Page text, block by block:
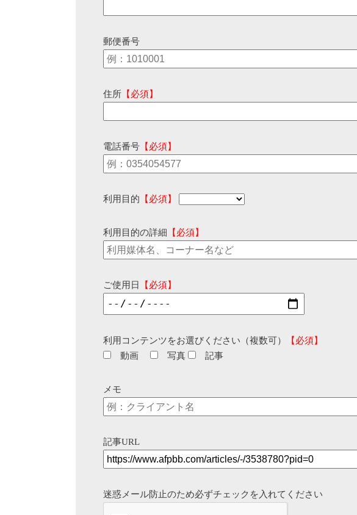
郵便番号
住所 【必須】
電話番号 【必須】
利用目的 【必須】
利用目的の詳細 【必須】
ご使用日 【必須】
利用コンテンツをお選びください（複数可）
【必須】
動画
写真 記事
メモ
記事URL
迷惑メール防止のため必ずチェックを入れてください